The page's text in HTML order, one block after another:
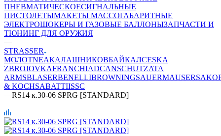
ПНЕВМАТИЧЕСКОЕСИГНАЛЬНЫЕ
ПИСТОЛЕТЫМАКЕТЫ МАССОГАБАРИТНЫЕ
ЭЛЕКТРОШОКЕРЫ И ГАЗОВЫЕ БАЛЛОНЫЗАПЧАСТИ И
ТЮНИНГ ДЛЯ ОРУЖИЯ
—
STRASSER
МОЛОТNEAКАЛАШНИКОВБАЙКАЛCESKA
ZBROJOVKAFRANCHIADCANSCHUTZATA
ARMSBLASERBENELLIBROWNINGSAUERMAUSERSAKO
& KOCHSABATTIISSC
—RS14 к.30-06 SPRG [STANDARD]